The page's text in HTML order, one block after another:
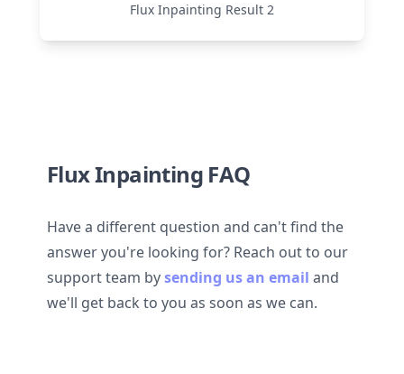
Flux Inpainting Result 2
Flux Inpainting FAQ
Have a different question and can't find the
answer you're looking for? Reach out to our
support team bysending us an email and
we'll get back to you as soon as we can.